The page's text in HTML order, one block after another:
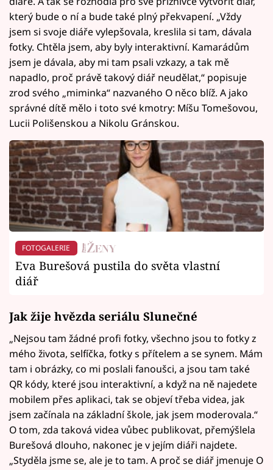
který bude o ní a bude také plný překvapení. „Vždy
jsem si svoje diáře vylepšovala, kreslila si tam, dávala
fotky. Chtěla jsem, aby byly interaktivní. Kamarádům
jsem je dávala, aby mi tam psali vzkazy, a tak mě
napadlo, proč právě takový diář neudělat,“ popisuje
zrod svého „miminka“ nazvaného O něco blíž. A jako
správné dítě mělo i toto své kmotry: Míšu Tomešovou,
Lucii Polišenskou a Nikolu Gránskou.
FOTOGALERIE
Eva Burešová pustila do světa vlastní
diář
Jak žije hvězda seriálu Slunečné
„Nejsou tam žádné profi fotky, všechno jsou to fotky z
mého života, selfíčka, fotky s přítelem a se synem. Mám
tam i obrázky, co mi poslali fanoušci, a jsou tam také
QR kódy, které jsou interaktivní, a když na ně najedete
mobilem přes aplikaci, tak se objeví třeba videa, jak
jsem začínala na základní škole, jak jsem moderovala.“
O tom, zda taková videa vůbec publikovat, přemýšlela
Burešová dlouho, nakonec je v jejím diáři najdete.
„Styděla jsme se, ale je to tam. A proč se diář jmenuje O